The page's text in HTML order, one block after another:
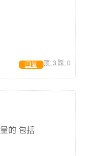
顶: 3 踩: 0
回复
的 包括